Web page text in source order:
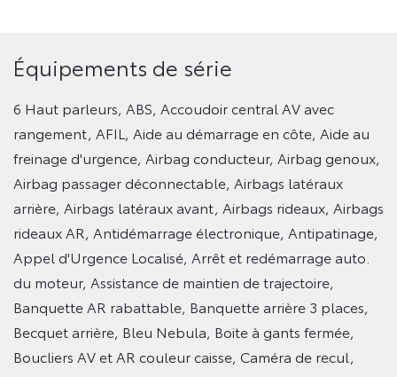
Équipements de série
6 Haut parleurs, ABS, Accoudoir central AV avec
rangement, AFIL, Aide au démarrage en côte, Aide au
freinage d'urgence, Airbag conducteur, Airbag genoux,
Airbag passager déconnectable, Airbags latéraux
arrière, Airbags latéraux avant, Airbags rideaux, Airbags
rideaux AR, Antidémarrage électronique, Antipatinage,
Appel d'Urgence Localisé, Arrêt et redémarrage auto.
du moteur, Assistance de maintien de trajectoire,
Banquette AR rabattable, Banquette arrière 3 places,
Becquet arrière, Bleu Nebula, Boite à gants fermée,
Boucliers AV et AR couleur caisse, Caméra de recul,